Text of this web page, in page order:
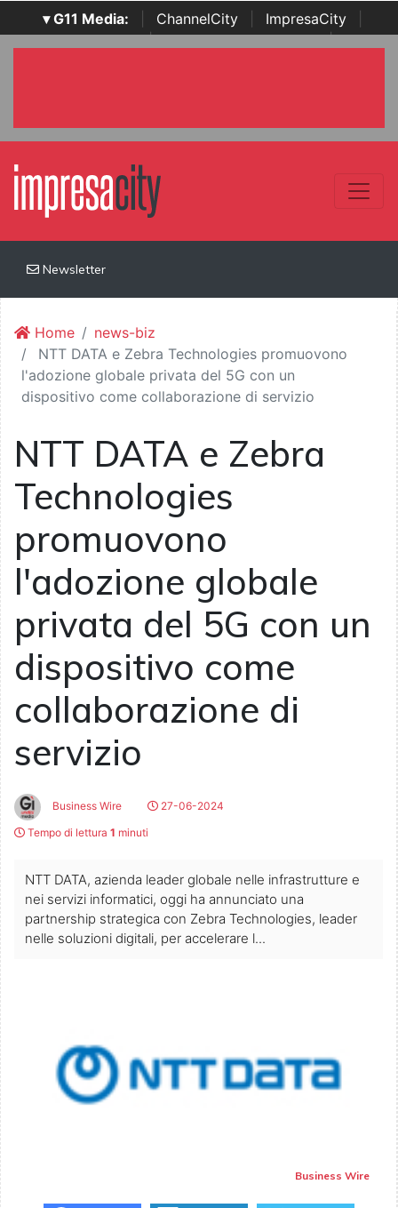
▾ G11 Media: ChannelCity ImpresaCity
SecurityOpenLab | Italian Channel Awards | Italian
Newsletter
Home
news-biz
NTT DATA e Zebra Technologies promuovono
l'adozione globale privata del 5G con un
dispositivo come collaborazione di servizio
NTT DATA e Zebra
Technologies
promuovono
l'adozione globale
privata del 5G con un
dispositivo come
collaborazione di
servizio
Business Wire
27-06-2024
Tempo di lettura 1 minuti
NTT DATA, azienda leader globale nelle infrastrutture e
nei servizi informatici, oggi ha annunciato una
partnership strategica con Zebra Technologies, leader
nelle soluzioni digitali, per accelerare l...
Business Wire